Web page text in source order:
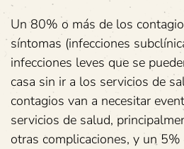
Un 80% o más de los
síntomas (infecciones
infecciones leves que se
casa sin ir a los servicios de
contagios van a necesitar
servicios de salud,
otras complicaciones, y un 5%